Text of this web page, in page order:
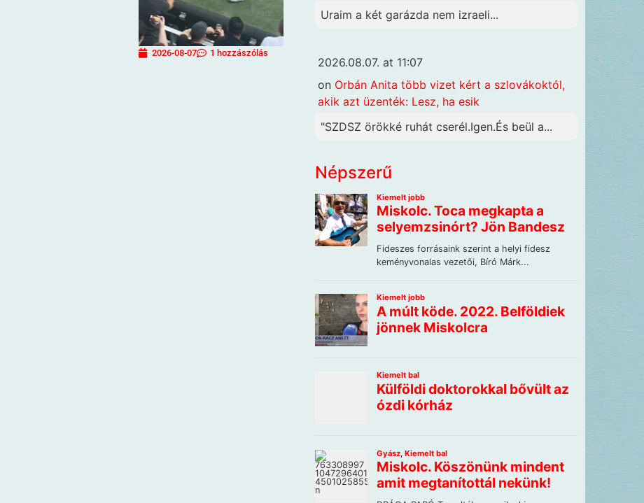
2026-08-07 1 hozzászólás
Uraim a két garázda nem izraeli...
2026.08.07. at 11:07
on Orbán Anita több vizet kért a szlovákoktól,
akik azt üzenték: Lesz, ha esik
"SZDSZ örökké ruhát cserél.Igen.És beül a...
Népszerű